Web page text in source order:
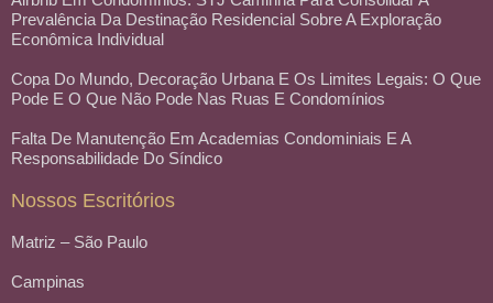
Prevalência Da Destinação Residencial Sobre A Exploração
Econômica Individual
Copa Do Mundo, Decoração Urbana E Os Limites Legais: O Que
Pode E O Que Não Pode Nas Ruas E Condomínios
Falta De Manutenção Em Academias Condominiais E A
Responsabilidade Do Síndico
Nossos Escritórios
Matriz – São Paulo
Campinas